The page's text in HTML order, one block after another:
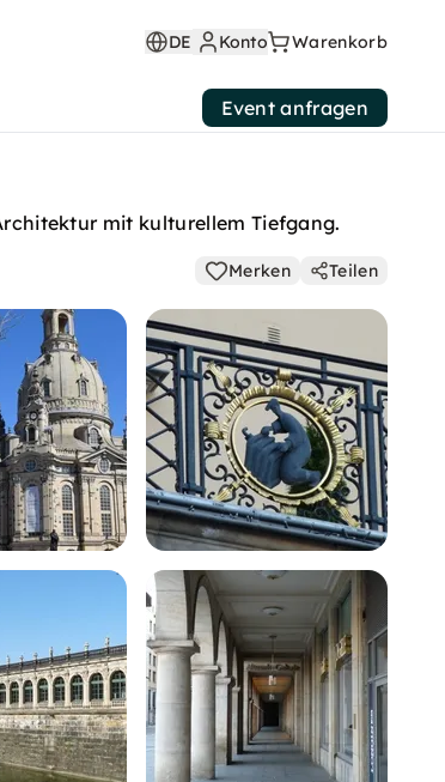
DE Konto Warenkorb
Event anfragen
mit kulturellem Tiefgang.
Merken Teilen